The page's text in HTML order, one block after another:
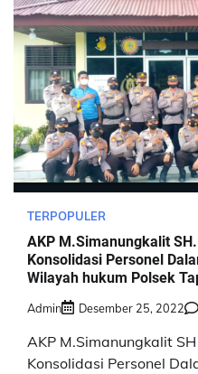
TERPOPULER
AKP M.Simanungkalit
Konsolidasi Personel
Wilayah hukum Polsek
Admin Desember 25, 2022
AKP M.Simanungkalit
Konsolidasi Personel